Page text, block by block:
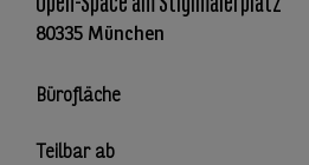
80335 München
Bürofläche
Teilbar ab